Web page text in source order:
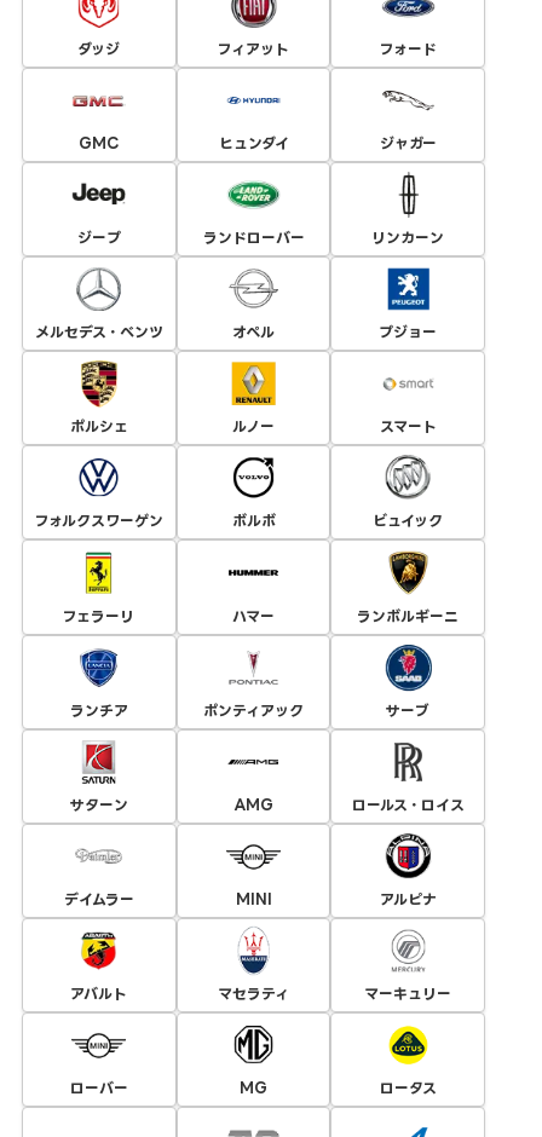
ダッジ フィアット フォード
GMC ヒュンダイ ジャガー
ジープ ランドローバー リンカーン
メルセデス・ベンツ オペル プジョー
ポルシェ ルノー スマート
フォルクスワーゲン ボルボ ビュイック
フェラーリ ハマー ランボルギーニ
ランチア ポンティアック サーブ
サターン AMG ロールス・ロイス
デイムラー MINI アルピナ
アバルト マセラティ マーキュリー
ローバー MG ロータス